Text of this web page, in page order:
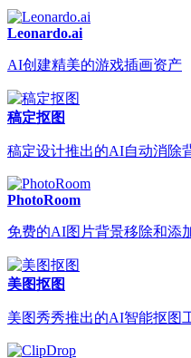
Leonardo.ai
AI创建精美的游戏插画资产
稿定抠图
稿定设计推出的AI自动消除
PhotoRoom
免费的AI图片背景移除和添
美图抠图
美图秀秀推出的AI智能抠图